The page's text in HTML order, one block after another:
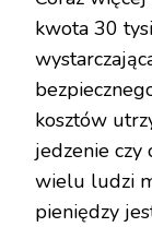
kwota 30
kosztów
jedzenie czy
wielu ludzi
pieniędzy